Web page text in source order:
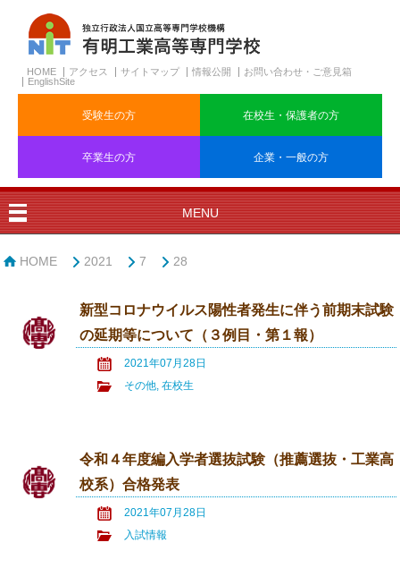
HOME アクセス サイトマップ 情報公開
お問い合わせ・ご意見箱
EnglishSite
受験生の方 在校生・保護者の方
卒業生の方 企業・一般の方
MENU
HOME 2021 7 28
新型コロナウイルス陽性者発生に伴う前期末試験
の延期等について（３例目・第１報）
2021年07月28日
その他 ,在校生
令和４年度編入学者選抜試験（推薦選抜・工業高
校系）合格発表
2021年07月28日
入試情報